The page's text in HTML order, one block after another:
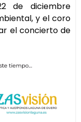
de diciembre
y el coro
el concierto de